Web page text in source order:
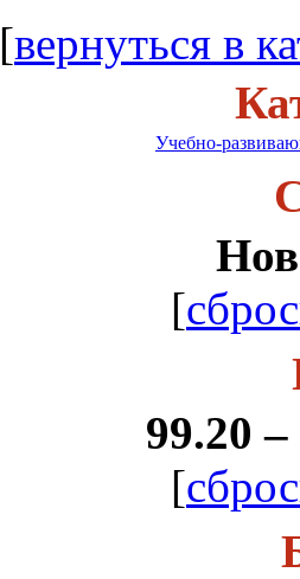
[вернуться в
Учебно-
[
99.20
[